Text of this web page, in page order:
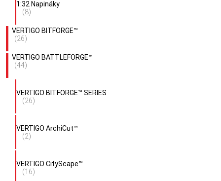
1:32 Napináky
(8)
VERTIGO BITFORGE™
(26)
VERTIGO BATTLEFORGE™
(44)
VERTIGO BITFORGE™ SERIES
(26)
VERTIGO ArchiCut™
(2)
VERTIGO CityScape™
(16)